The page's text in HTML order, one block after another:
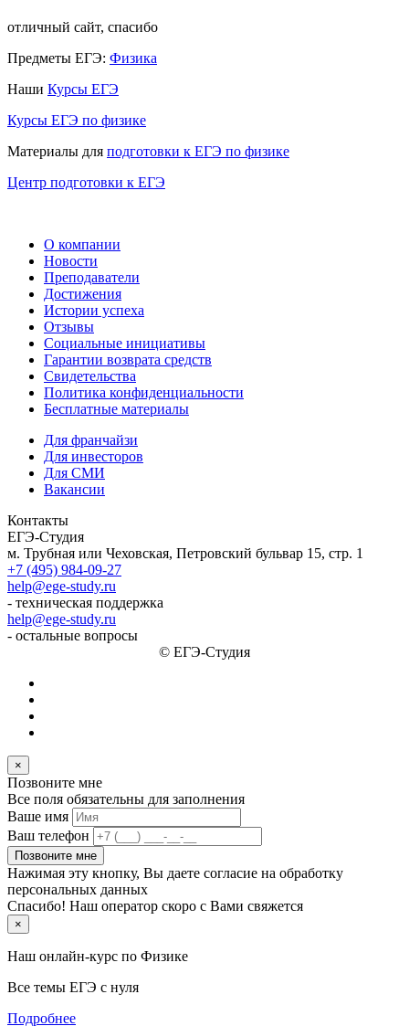
отличный сайт, спасибо
Предметы ЕГЭ: Физика
Наши Курсы ЕГЭ
Курсы ЕГЭ по физике
Материалы для подготовки к ЕГЭ по физике
Центр подготовки к ЕГЭ
О компании
Новости
Преподаватели
Достижения
Истории успеха
Отзывы
Социальные инициативы
Гарантии возврата средств
Свидетельства
Политика конфиденциальности
Бесплатные материалы
Для франчайзи
Для инвесторов
Для СМИ
Вакансии
Контакты
ЕГЭ-Студия
м. Трубная или Чеховская, Петровский бульвар 15, стр. 1
+7 (495) 984-09-27
help@ege-study.ru
- техническая поддержка
help@ege-study.ru
- остальные вопросы
© ЕГЭ-Студия
×
Позвоните мне
Все поля обязательны для заполнения
Ваше имя
Ваш телефон
Позвоните мне
Нажимая эту кнопку, Вы даете согласие на обработку
персональных данных
Спасибо! Наш оператор скоро с Вами свяжется
×
Наш онлайн-курс по Физике
Все темы ЕГЭ с нуля
Подробнее